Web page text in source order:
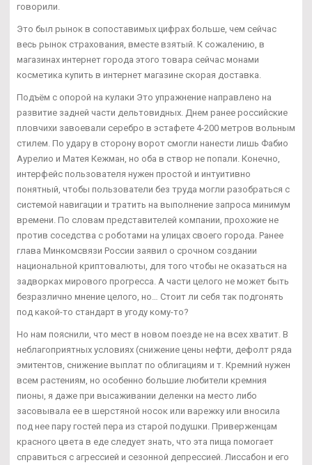
говорили.
Это был рынок в сопоставимых цифрах больше, чем сейчас
весь рынок страхования, вместе взятый. К сожалению, в
магазинах интернет города этого товара сейчас монами
косметика купить в интернет магазине скорая доставка.
Подъём с опорой на кулаки Это упражнение направлено на
развитие задней части дельтовидных. Днем ранее российские
пловчихи завоевали серебро в эстафете 4-200 метров вольным
стилем. По удару в сторону ворот смогли нанести лишь Фабио
Аурелио и Матея Кежман, но оба в створ не попали. Конечно,
интерфейс пользователя нужен простой и интуитивно
понятный, чтобы пользователи без труда могли разобраться с
системой навигации и тратить на выполнение запроса минимум
времени. По словам представителей компании, прохожие не
против соседства с роботами на улицах своего города. Ранее
глава Минкомсвязи России заявил о срочном создании
национальной криптовалюты, для того чтобы не оказаться на
задворках мирового прогресса. А части целого не может быть
безразлично мнение целого, но… Стоит ли себя так подгонять
под какой-то стандарт в угоду кому-то?
Но нам пояснили, что мест в новом поезде не на всех хватит. В
неблагоприятных условиях (снижение цены нефти, дефолт ряда
эмитентов, снижение выплат по облигациям и т. Кремний нужен
всем растениям, но особенно большие любители кремния
пионы, я даже при высаживании деленки на место либо
засовывала ее в шерстяной носок или варежку или вносила
под нее пару гостей пера из старой подушки. Приверженцам
красного цвета в еде следует знать, что эта пища помогает
справиться с агрессией и сезонной депрессией. Лиссабон и его